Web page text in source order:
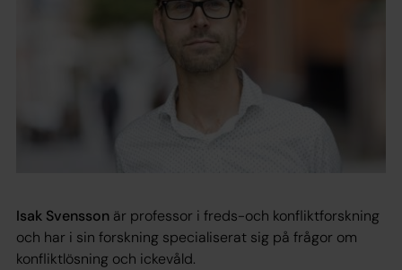
Isak Svensson är professor i freds-och konfliktforskning
och har i sin forskning specialiserat sig på frågor om
konfliktlösning och ickevåld.